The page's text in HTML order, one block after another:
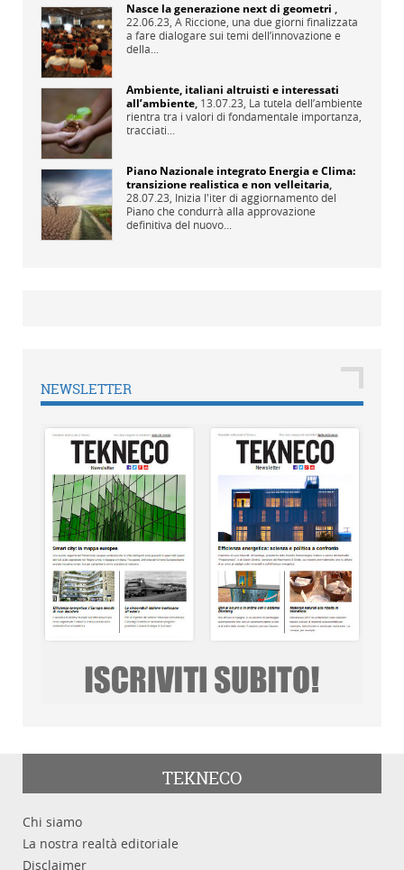
Nasce la generazione next di geometri ,
22.06.23, A Riccione, una due giorni finalizzata
a fare dialogare sui temi dell’innovazione e
della...
Ambiente, italiani altruisti e interessati
all’ambiente, 13.07.23, La tutela dell’ambiente
rientra tra i valori di fondamentale importanza,
tracciati...
Piano Nazionale integrato Energia e Clima:
transizione realistica e non velleitaria,
28.07.23, Inizia l'iter di aggiornamento del
Piano che condurrà alla approvazione
definitiva del nuovo...
NEWSLETTER
TEKNECO
Chi siamo
La nostra realtà editoriale
Disclaimer